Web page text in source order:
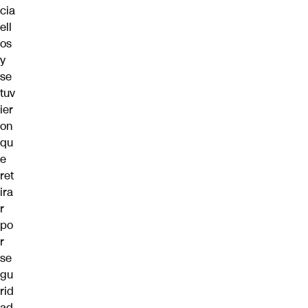
cia
ell
os
y
se
tuv
ier
on
qu
e
ret
ira
r
po
r
se
gu
rid